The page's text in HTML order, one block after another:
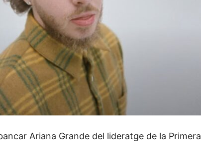
Ariana Grande del lideratge de la Primera